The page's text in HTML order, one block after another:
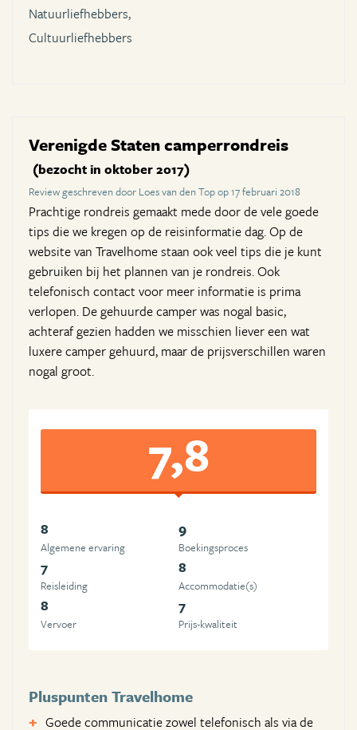
Natuurliefhebbers,
Cultuurliefhebbers
Verenigde Staten camperrondreis
(bezocht in oktober 2017)
Review geschreven door Loes van den Top op 17 februari 2018
Prachtige rondreis gemaakt mede door de vele goede
tips die we kregen op de reisinformatie dag. Op de
website van Travelhome staan ook veel tips die je kunt
gebruiken bij het plannen van je rondreis. Ook
telefonisch contact voor meer informatie is prima
verlopen. De gehuurde camper was nogal basic,
achteraf gezien hadden we misschien liever een wat
luxere camper gehuurd, maar de prijsverschillen waren
nogal groot.
7,8
8
Algemene ervaring
9
Boekingsproces
7
Reisleiding
8
Accommodatie(s)
8
Vervoer
7
Prijs-kwaliteit
Pluspunten Travelhome
Goede communicatie zowel telefonisch als via de